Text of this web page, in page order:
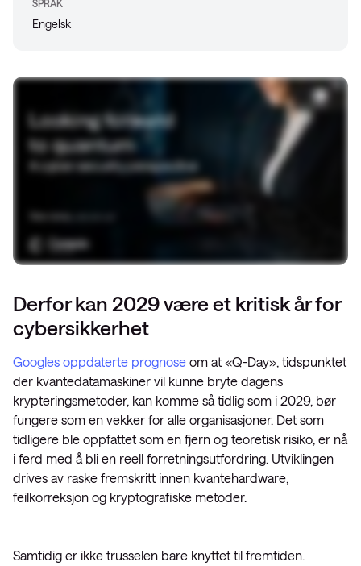
SPRÅK
Engelsk
Derfor kan 2029 være et kritisk år for
cybersikkerhet
Googles oppdaterte prognose om at «Q-Day», tidspunktet
der kvantedatamaskiner vil kunne bryte dagens
krypteringsmetoder, kan komme så tidlig som i 2029, bør
fungere som en vekker for alle organisasjoner. Det som
tidligere ble oppfattet som en fjern og teoretisk risiko, er nå
i ferd med å bli en reell forretningsutfordring. Utviklingen
drives av raske fremskritt innen kvantehardware,
feilkorreksjon og kryptografiske metoder.
Samtidig er ikke trusselen bare knyttet til fremtiden.